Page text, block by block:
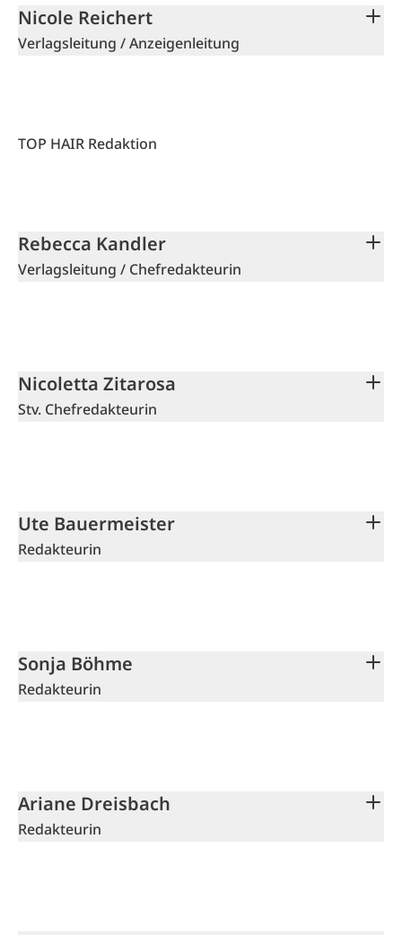
Nicole Reichert
Verlagsleitung / Anzeigenleitung
TOP HAIR Redaktion
Rebecca Kandler
Verlagsleitung / Chefredakteurin
Nicoletta Zitarosa
Stv. Chefredakteurin
Ute Bauermeister
Redakteurin
Sonja Böhme
Redakteurin
Ariane Dreisbach
Redakteurin